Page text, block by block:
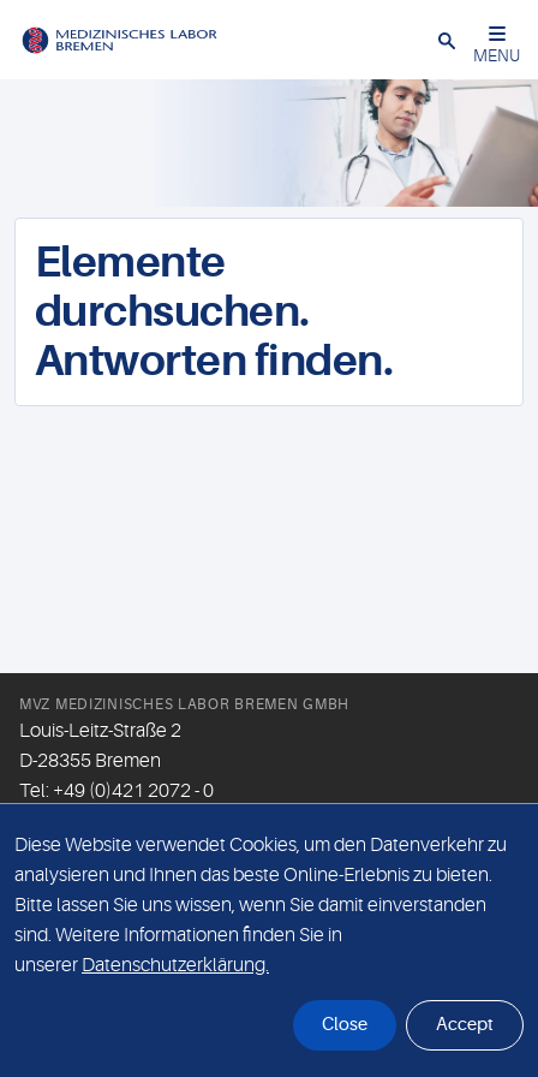
Schließen
MENU
Elemente
durchsuchen.
Antworten finden.
MVZ MEDIZINISCHES LABOR BREMEN GMBH
Louis-Leitz-Straße 2
D-28355 Bremen
Tel: +49 (0)421 2072 - 0
Email:info@mlhb.de
DATENSCHUTZ
IMPRESSUM
Diese Website verwendet Cookies, um den Datenverkehr zu
analysieren und Ihnen das beste Online-Erlebnis zu bieten.
Bitte lassen Sie uns wissen, wenn Sie damit einverstanden
sind. Weitere Informationen finden Sie in
unserer Datenschutzerklärung.
Close Accept